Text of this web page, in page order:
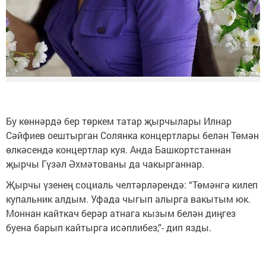
Бу көннәрдә бер төркем татар җырчылары Илнар
Сәйфиев оештырган Солянка концертлары белән Төмән
өлкәсендә концертлар куя. Анда Башкортстаннан
җырчы Гүзәл Әхмәтованы да чакырганнар.
Җырчы үзенең социаль челтәрләрендә: “Төмәнгә килеп
купальник алдым. Уфада чыгып алырга вакытым юк.
Моннан кайткач берәр атнага кызым белән диңгез
буена барып кайтырга исәплибез,”- дип язды.